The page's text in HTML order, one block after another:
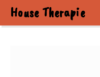
House Therapie